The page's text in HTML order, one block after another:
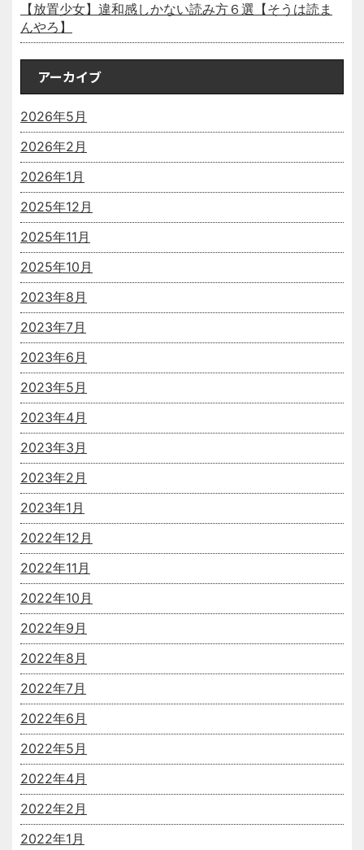
【放置少女】違和感しかない読み方６選【そうは読ま
んやろ】
アーカイブ
2026年5月
2026年2月
2026年1月
2025年12月
2025年11月
2025年10月
2023年8月
2023年7月
2023年6月
2023年5月
2023年4月
2023年3月
2023年2月
2023年1月
2022年12月
2022年11月
2022年10月
2022年9月
2022年8月
2022年7月
2022年6月
2022年5月
2022年4月
2022年2月
2022年1月